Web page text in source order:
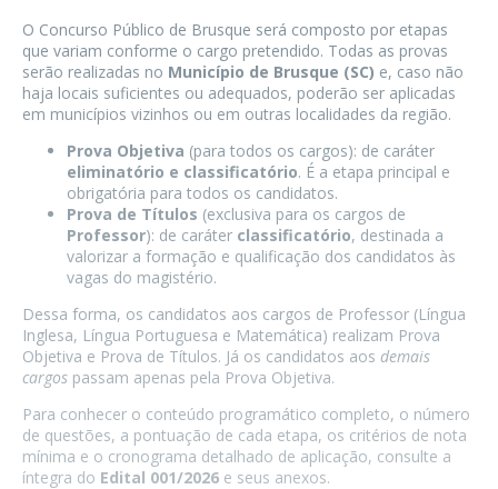
O Concurso Público de Brusque será composto por etapas
que variam conforme o cargo pretendido. Todas as provas
serão realizadas no Município de Brusque (SC) e, caso não
haja locais suficientes ou adequados, poderão ser aplicadas
em municípios vizinhos ou em outras localidades da região.
Prova Objetiva (para todos os cargos): de caráter
eliminatório e classificatório. É a etapa principal e
obrigatória para todos os candidatos.
Prova de Títulos (exclusiva para os cargos de
Professor): de caráter classificatório, destinada a
valorizar a formação e qualificação dos candidatos às
vagas do magistério.
Dessa forma, os candidatos aos cargos de Professor (Língua
Inglesa, Língua Portuguesa e Matemática) realizam Prova
Objetiva e Prova de Títulos. Já os candidatos aos demais
cargos passam apenas pela Prova Objetiva.
Para conhecer o conteúdo programático completo, o número
de questões, a pontuação de cada etapa, os critérios de nota
mínima e o cronograma detalhado de aplicação, consulte a
íntegra do Edital 001/2026 e seus anexos.